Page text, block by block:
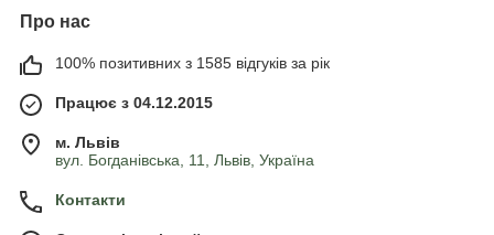
Про нас
100% позитивних з 1585 відгуків за рік
Працює з 04.12.2015
м. Львів
вул. Богданівська, 11, Львів, Україна
Контакти